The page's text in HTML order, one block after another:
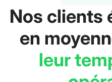
Nos clients
en
leur